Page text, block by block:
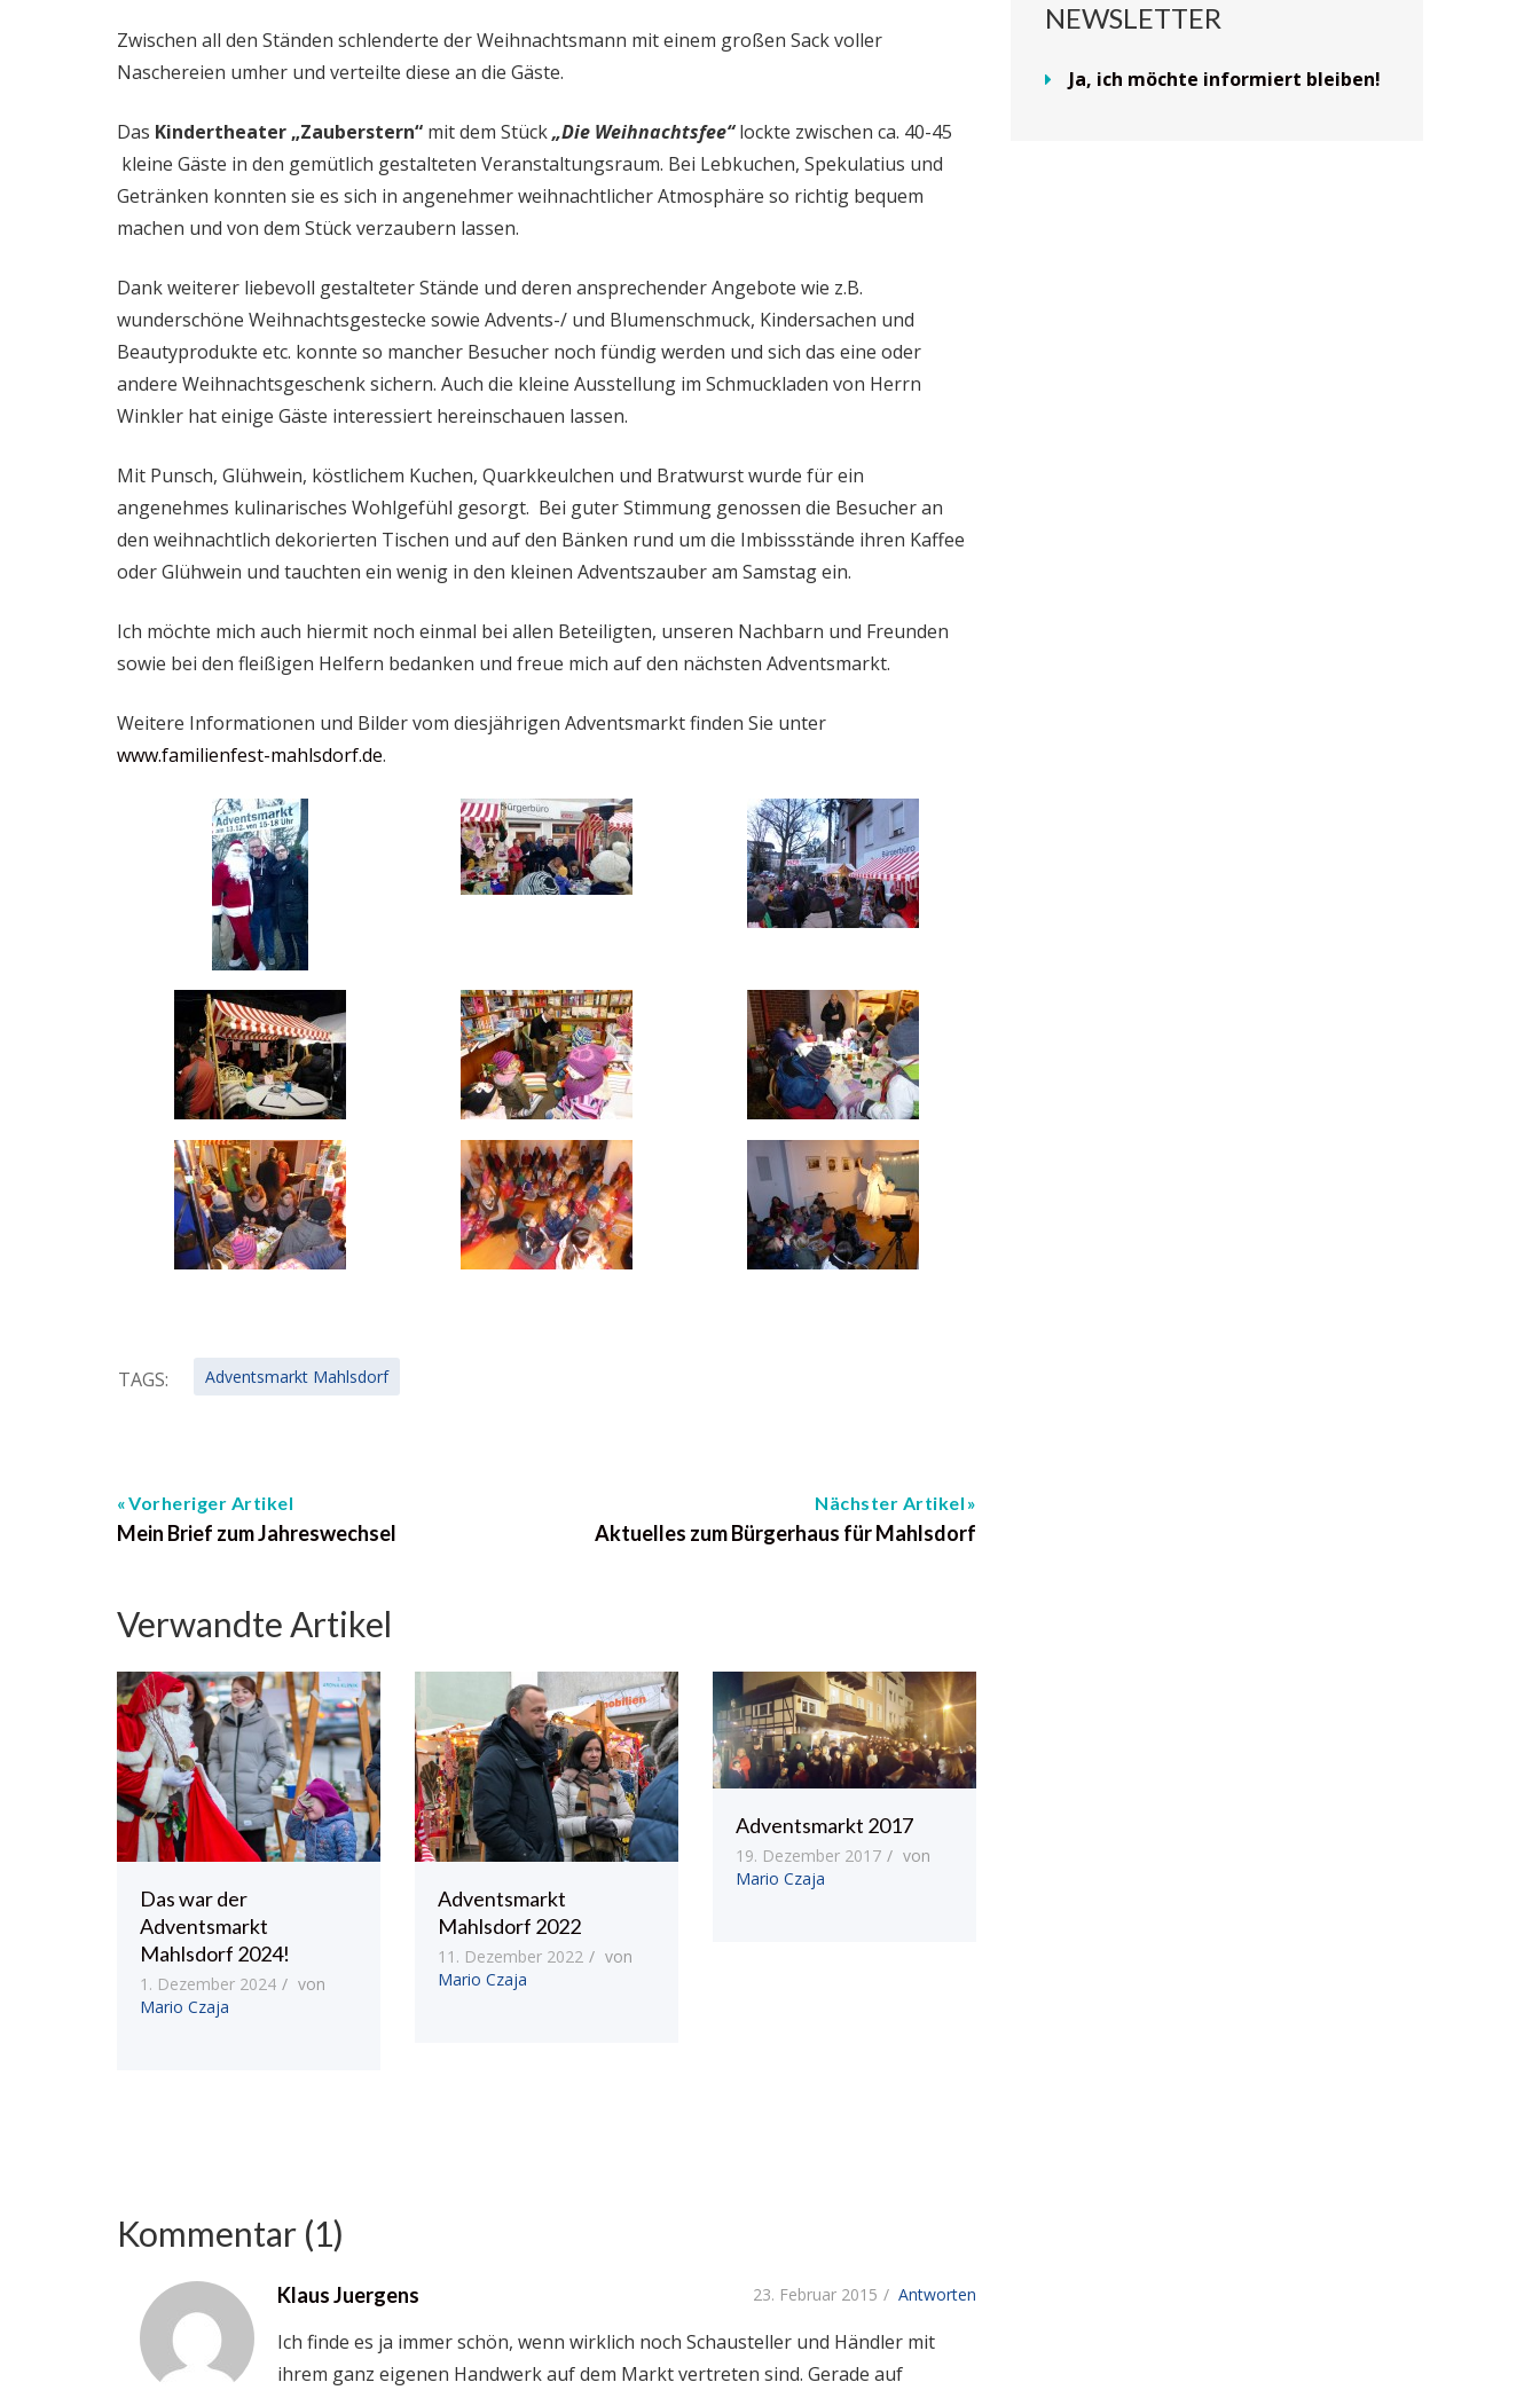
Zwischen all den Ständen schlenderte der Weihnachtsmann mit einem großen Sack voller
Naschereien umher und verteilte diese an die Gäste.
Das Kindertheater „Zauberstern“ mit dem Stück„Die Weihnachtsfee“lockte zwischen ca. 40-45
kleine Gäste in den gemütlich gestalteten Veranstaltungsraum. Bei Lebkuchen, Spekulatius und
Getränken konnten sie es sich in angenehmer weihnachtlicher Atmosphäre so richtig bequem
machen und von dem Stück verzaubern lassen.
Dank weiterer liebevoll gestalteter Stände und deren ansprechender Angebote wie z.B.
wunderschöne Weihnachtsgestecke sowie Advents-/ und Blumenschmuck, Kindersachen und
Beautyprodukte etc. konnte so mancher Besucher noch fündig werden und sich das eine oder
andere Weihnachtsgeschenk sichern. Auch die kleine Ausstellung im Schmuckladen von Herrn
Winkler hat einige Gäste interessiert hereinschauen lassen.
Mit Punsch, Glühwein, köstlichem Kuchen, Quarkkeulchen und Bratwurst wurde für ein
angenehmes kulinarisches Wohlgefühl gesorgt. Bei guter Stimmung genossen die Besucher an
den weihnachtlich dekorierten Tischen und auf den Bänken rund um die Imbissstände ihren Kaffee
oder Glühwein und tauchten ein wenig in den kleinen Adventszauber am Samstag ein.
Ich möchte mich auch hiermit noch einmal bei allen Beteiligten, unseren Nachbarn und Freunden
sowie bei den fleißigen Helfern bedanken und freue mich auf den nächsten Adventsmarkt.
Weitere Informationen und Bilder vom diesjährigen Adventsmarkt finden Sie unter
www.familienfest-mahlsdorf.de.
TAGS: Adventsmarkt Mahlsdorf
Vorheriger Artikel
Mein Brief zum Jahreswechsel
Nächster Artikel
Aktuelles zum Bürgerhaus für Mahlsdorf
Verwandte Artikel
Das war der
Adventsmarkt
Mahlsdorf 2024!
1. Dezember 2024
von
Mario Czaja
Adventsmarkt
Mahlsdorf 2022
11. Dezember 2022
von
Mario Czaja
Adventsmarkt 2017
19. Dezember 2017
von
Mario Czaja
Kommentar (1)
Klaus Juergens 23. Februar 2015 Antworten
Ich finde es ja immer schön, wenn wirklich noch Schausteller und Händler mit
ihrem ganz eigenen Handwerk auf dem Markt vertreten sind. Gerade auf
NEWSLETTER
Ja, ich möchte informiert bleiben!